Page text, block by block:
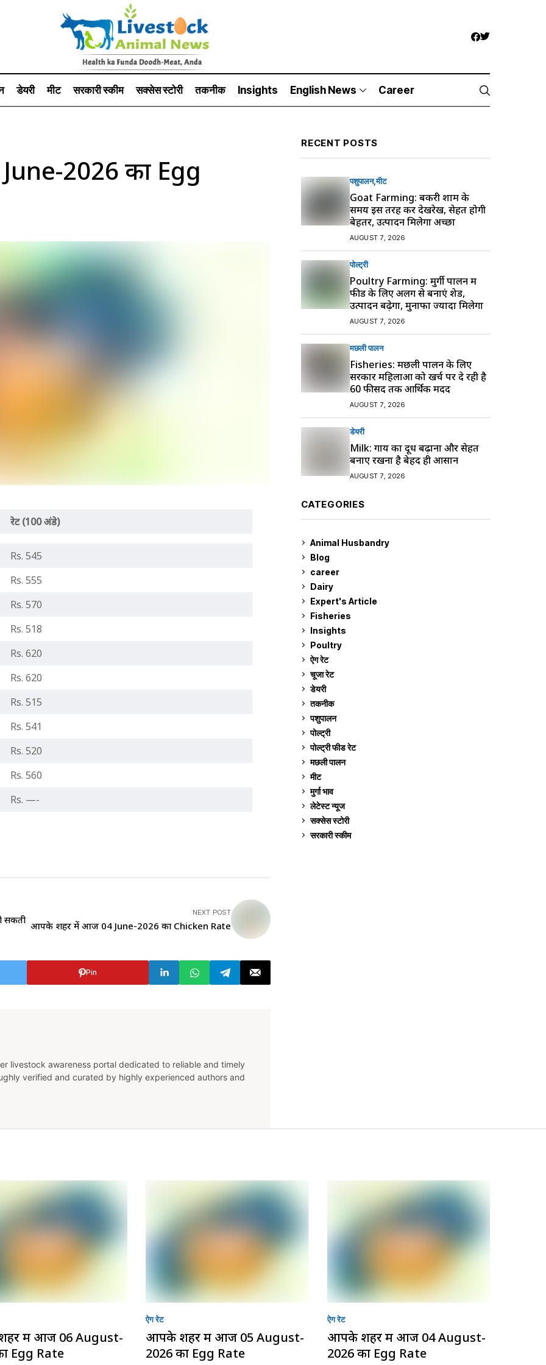
डेयरी मीट सरकारी स्की‍म सक्सेस स्टो‍री तकनीक Insights English News Career
2026 का Egg
रेट (100 अंडे)
Rs. 545
Rs. 555
Rs. 570
Rs. 518
Rs. 620
Rs. 620
Rs. 515
Rs. 541
Rs. 520
Rs. 560
Rs. —-
सकती
NEXT POST
आपके शहर में आज 04 June-2026 का Chicken Rate
Pin
livestock awareness portal dedicated to reliable and timely
verified and curated by highly experienced authors and
RECENT POSTS
पशुपालन मीट
Goat Farming: बकरी शाम के
समय इस तरह करें देखरेख, सेहत होगी
बेहतर, उत्पादन मिलेगा अच्छा
AUGUST 7, 2026
पोल्ट्री
Poultry Farming: मुर्गी पालन में
फीड के लिए अलग से बनाएं शेड,
उत्पादन बढ़ेगा, मुनाफा ज्यादा मिलेगा
AUGUST 7, 2026
मछली पालन
Fisheries: मछली पालन के लिए
सरकार महिलाओं को खर्च पर दे रही है
60 फीसद तक आर्थिक मदद
AUGUST 7, 2026
डेयरी
Milk: गाय का दूध बढ़ाना और सेहत
बनाए रखना है बेहद ही आसान
AUGUST 7, 2026
CATEGORIES
Animal Husbandry
Blog
career
Dairy
Expert's Article
Fisheries
Insights
Poultry
ऐग रेट
चूजा रेट
डेयरी
तकनीक
पशुपालन
पोल्ट्री
पोल्ट्री फीड रेट
मछली पालन
मीट
मुर्गा भाव
लेटेस्ट न्यूज
सक्सेस स्टो‍री
सरकारी स्की‍म
में आज 06 August-
Egg Rate
ऐग रेट
आपके शहर में आज 05 August-
2026 का Egg Rate
ऐग रेट
आपके शहर में आज 04 August-
2026 का Egg Rate